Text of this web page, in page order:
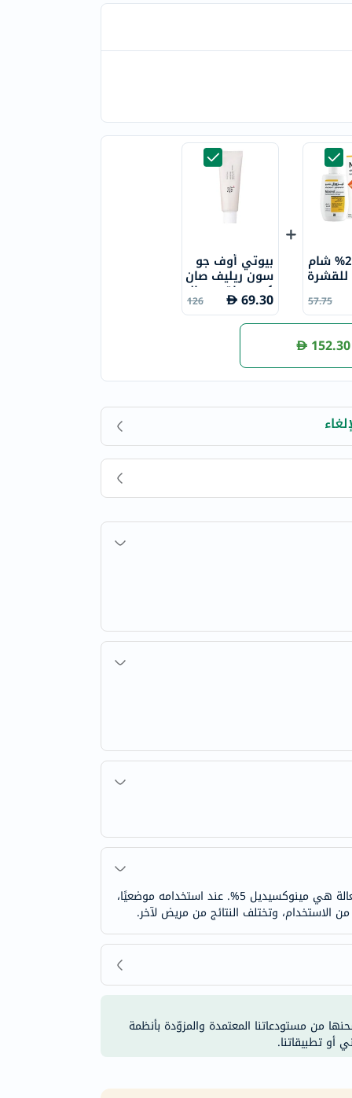
نيزورال 2% شام
57.75
بيوتي أوف جو
سون ريليف صان
كريم واقٍ من ال
شمس عضوي بل
أرز والبروبيوتيك
50 مل
69.30
126
152.30
يُحفّز محلول هير غرو الموضعي 5% خلايا بصيلات الشعر، ويُساعد على نمو الشعر، مُقدّمًا علاجًا فعالًا لتساقط الشعر. المادة الفعالة هي مينوكسيديل 5%. عند استخدامه موضعيًا،
من مستودعاتنا المعتمدة والمزوّدة بأنظمة
أو تطبيقاتنا.